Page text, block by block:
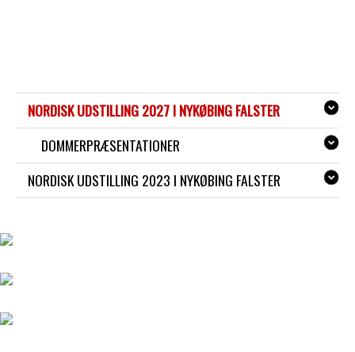
NORDISK UDSTILLING 2027 I NYKØBING FALSTER
DOMMERPRÆSENTATIONER
NORDISK UDSTILLING 2023 I NYKØBING FALSTER